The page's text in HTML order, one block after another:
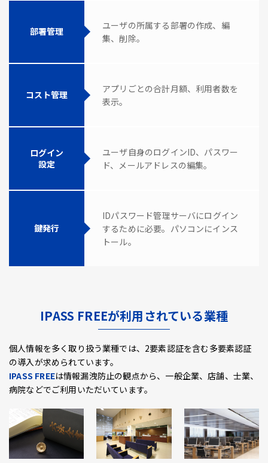
部署管理
ユーザの所属する部署の作成、編
集、削除。
コスト管理
アプリごとの合計月額、利用者数を
表示。
ログイン
設定
ユーザ自身のログインID、パスワー
ド、メールアドレスの編集。
鍵発行
IDパスワード管理サーバにログイン
するために必要。パソコンにインス
トール。
IPASS FREEが利用されている業種
個人情報を多く取り扱う業種では、2要素認証を含む多要素認証
の導入が求められています。
IPASS FREEは情報漏洩防止の観点から、一般企業、店舗、士業、
病院などでご利用いただいています。